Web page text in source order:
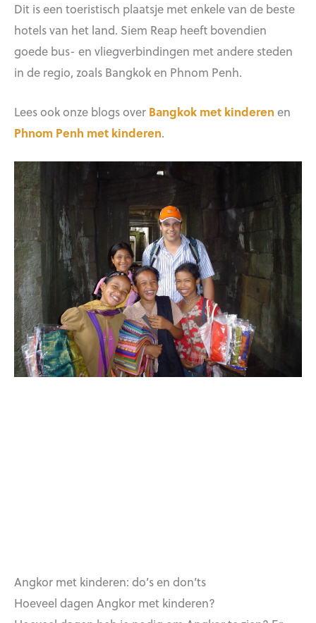
Dit is een toeristisch plaatsje met enkele van de beste
hotels van het land. Siem Reap heeft bovendien
goede bus- en vliegverbindingen met andere steden
in de regio, zoals Bangkok en Phnom Penh.
Lees ook onze blogs over Bangkok met kinderen en
Phnom Penh met kinderen.
Angkor met kinderen: do’s en don’ts
Hoeveel dagen Angkor met kinderen?